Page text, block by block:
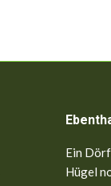
Ein
Hügel